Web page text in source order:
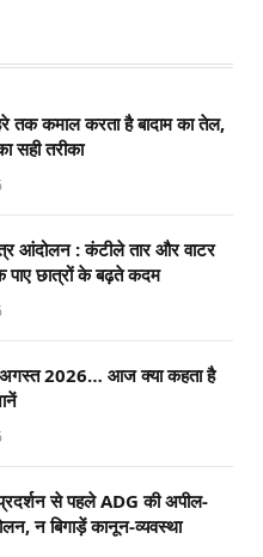
तक कमाल करता है बादाम का तेल,
सही तरीका
आंदोलन : कंटीले तार और वाटर
पाए छात्रों के बढ़ते कदम
2026… आज क्या कहता है
से पहले ADG की अपील-
न बिगाड़ें कानून-व्यवस्था